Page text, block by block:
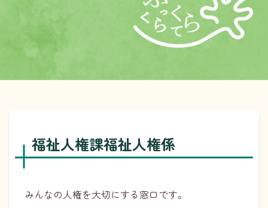
福祉人権課福祉人権係
みんなの人権を大切にする窓口です。